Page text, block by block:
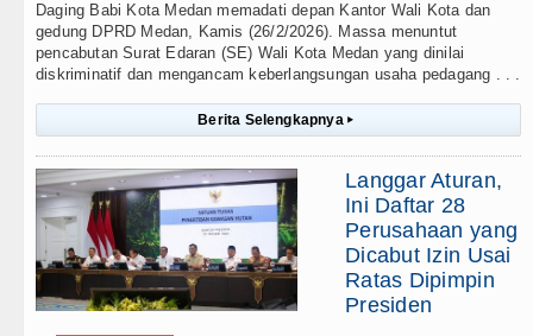
Daging Babi Kota Medan memadati depan Kantor Wali Kota dan
gedung DPRD Medan, Kamis (26/2/2026). Massa menuntut
pencabutan Surat Edaran (SE) Wali Kota Medan yang dinilai
diskriminatif dan mengancam keberlangsungan usaha pedagang . . .
Berita Selengkapnya ▸
Langgar Aturan,
Ini Daftar 28
Perusahaan yang
Dicabut Izin Usai
Ratas Dipimpin
Presiden